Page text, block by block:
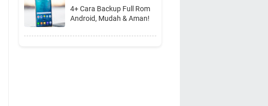
4+ Cara Backup Full Rom
Android, Mudah & Aman!